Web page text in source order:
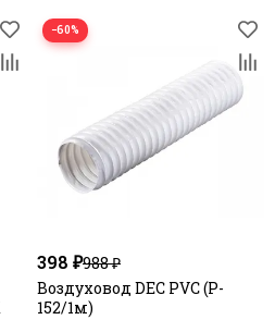
−60%
398 ₽988 ₽
Воздуховод DEC PVC (P-
152/1м)